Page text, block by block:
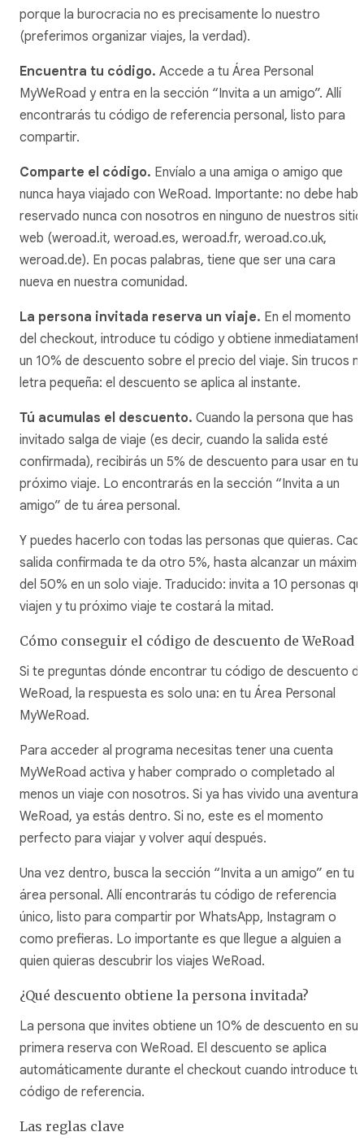
porque la burocracia no es precisamente lo nuestro
(preferimos organizar viajes, la verdad).
Encuentra tu código. Accede a tu Área Personal
MyWeRoad y entra en la sección “Invita a un amigo”. Allí
encontrarás tu código de referencia personal, listo para
compartir.
Comparte el código. Envíalo a una amiga o amigo que
nunca haya viajado con WeRoad. Importante: no debe
reservado nunca con nosotros en ninguno de nuestros
web (weroad.it, weroad.es, weroad.fr, weroad.co.uk,
weroad.de). En pocas palabras, tiene que ser una cara
nueva en nuestra comunidad.
La persona invitada reserva un viaje. En el momento
del checkout, introduce tu código y obtiene
un 10% de descuento sobre el precio del viaje. Sin trucos ni
letra pequeña: el descuento se aplica al instante.
Tú acumulas el descuento. Cuando la persona que has
invitado salga de viaje (es decir, cuando la salida esté
confirmada), recibirás un 5% de descuento para usar en tu
próximo viaje. Lo encontrarás en la sección “Invita a un
amigo” de tu área personal.
Y puedes hacerlo con todas las personas que quieras.
salida confirmada te da otro 5%, hasta alcanzar un máximo
del 50% en un solo viaje. Traducido: invita a 10 personas
viajen y tu próximo viaje te costará la mitad.
Cómo conseguir el código de descuento de WeRoad
Si te preguntas dónde encontrar tu código de descuento
WeRoad, la respuesta es solo una: en tu Área Personal
MyWeRoad.
Para acceder al programa necesitas tener una cuenta
MyWeRoad activa y haber comprado o completado al
menos un viaje con nosotros. Si ya has vivido una aventura
WeRoad, ya estás dentro. Si no, este es el momento
perfecto para viajar y volver aquí después.
Una vez dentro, busca la sección “Invita a un amigo” en tu
área personal. Allí encontrarás tu código de referencia
único, listo para compartir por WhatsApp, Instagram o
como prefieras. Lo importante es que llegue a alguien a
quien quieras descubrir los viajes WeRoad.
¿Qué descuento obtiene la persona invitada?
La persona que invites obtiene un 10% de descuento en su
primera reserva con WeRoad. El descuento se aplica
automáticamente durante el checkout cuando introduce tu
código de referencia.
Las reglas clave